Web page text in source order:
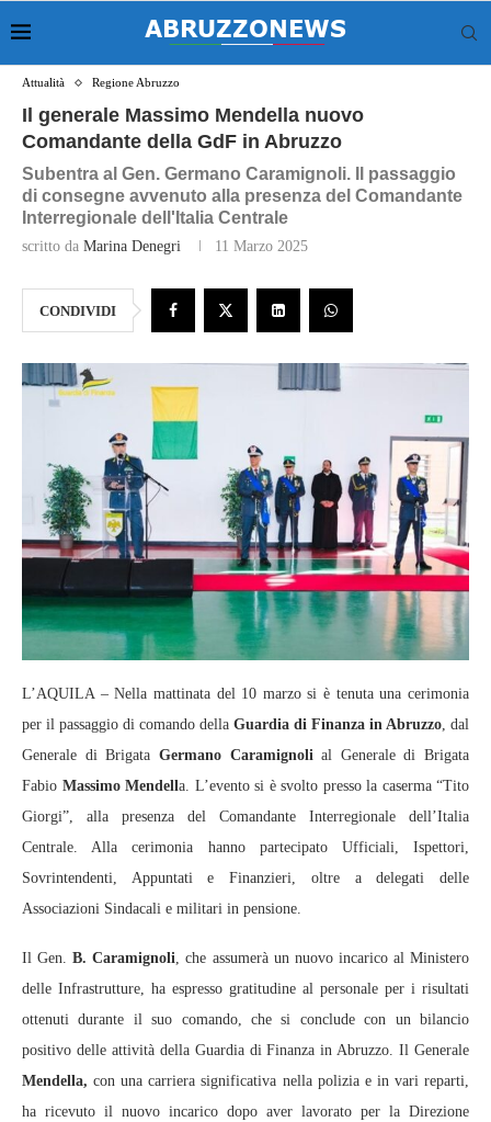
Attualità Regione Abruzzo
Il generale Massimo Mendella nuovo
Comandante della GdF in Abruzzo
Subentra al Gen. Germano Caramignoli. Il passaggio
di consegne avvenuto alla presenza del Comandante
Interregionale dell'Italia Centrale
scritto da Marina Denegri 11 Marzo 2025
CONDIVIDI
L’AQUILA – Nella mattinata del 10 marzo si è tenuta una cerimonia
per il passaggio di comando della Guardia di Finanza in Abruzzo, dal
Generale di Brigata Germano Caramignolial Generale di Brigata
Fabio Massimo Mendella. L’evento si è svolto presso la caserma “Tito
Giorgi”, alla presenza del Comandante Interregionale dell’Italia
Centrale. Alla cerimonia hanno partecipato Ufficiali, Ispettori,
Sovrintendenti, Appuntati e Finanzieri, oltre a delegati delle
Associazioni Sindacali e militari in pensione.
Il Gen.B. Caramignoli, che assumerà un nuovo incarico al Ministero
delle Infrastrutture, ha espresso gratitudine al personale per i risultati
ottenuti durante il suo comando, che si conclude con un bilancio
positivo delle attività della Guardia di Finanza in Abruzzo. Il Generale
Mendella, con una carriera significativa nella polizia e in vari reparti,
ha ricevuto il nuovo incarico dopo aver lavorato per la Direzione